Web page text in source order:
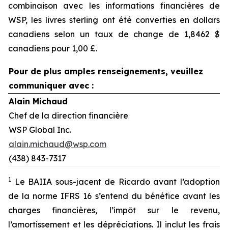
combinaison avec les informations financières de
WSP, les livres sterling ont été converties en dollars
canadiens selon un taux de change de 1,8462 $
canadiens pour 1,00 £.
Pour de plus amples renseignements, veuillez
communiquer avec :
Alain Michaud
Chef de la direction financière
WSP Global Inc.
alain.michaud@wsp.com
(438) 843-7317
1 Le BAIIA sous-jacent de Ricardo avant l’adoption
de la norme IFRS 16 s’entend du bénéfice avant les
charges financières, l’impôt sur le revenu,
l’amortissement et les dépréciations. Il inclut les frais